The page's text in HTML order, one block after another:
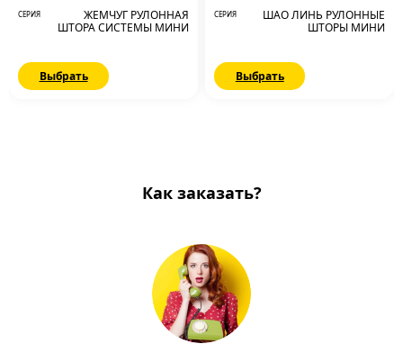
СЕРИЯ
ЖЕМЧУГ РУЛОННАЯ
ШТОРА СИСТЕМЫ МИНИ
Выбрать
СЕРИЯ
ШАО ЛИНЬ РУЛОННЫЕ
ШТОРЫ МИНИ
Выбрать
Как заказать?